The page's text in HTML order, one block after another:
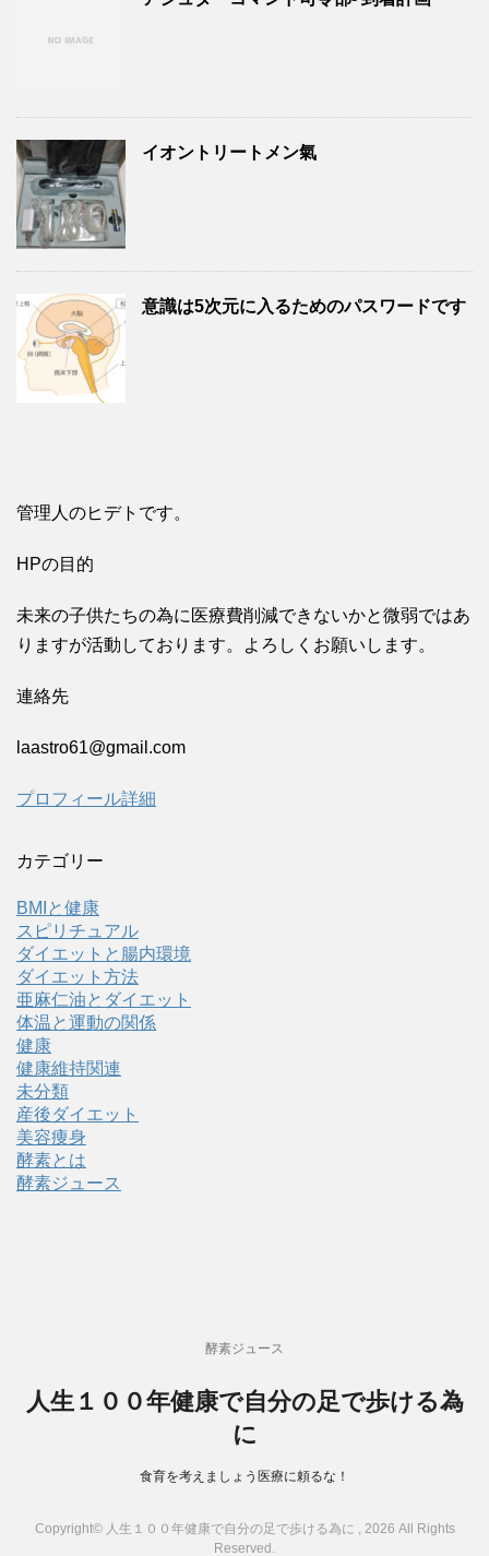
イオントリートメン氣
意識は5次元に入るためのパスワードです
管理人のヒデトです。
HPの目的
未来の子供たちの為に医療費削減できないかと微弱ではあ
りますが活動しております。よろしくお願いします。
連絡先
laastro61@gmail.com
プロフィール詳細
カテゴリー
BMIと健康
スピリチュアル
ダイエットと腸内環境
ダイエット方法
亜麻仁油とダイエット
体温と運動の関係
健康
健康維持関連
未分類
産後ダイエット
美容痩身
酵素とは
酵素ジュース
酵素ジュース
人生１００年健康で自分の足で歩ける為
に
食育を考えましょう医療に頼るな！
Copyright© 人生１００年健康で自分の足で歩ける為に , 2026 All Rights
Reserved.